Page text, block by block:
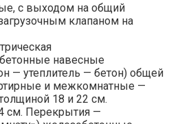
с выходом на общий
клапаном на
навесные
— утеплитель — бетон) общей
и межкомнатные —
18 и 22 см.
см. Перекрытия —